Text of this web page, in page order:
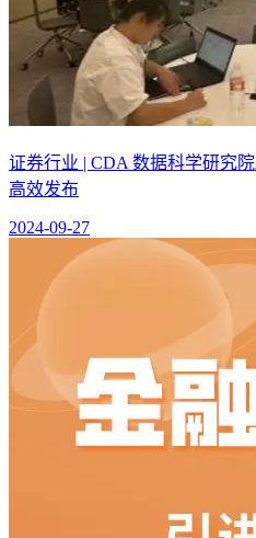
证券行业 | CDA 数据科学研究
高效发布
2024-09-27